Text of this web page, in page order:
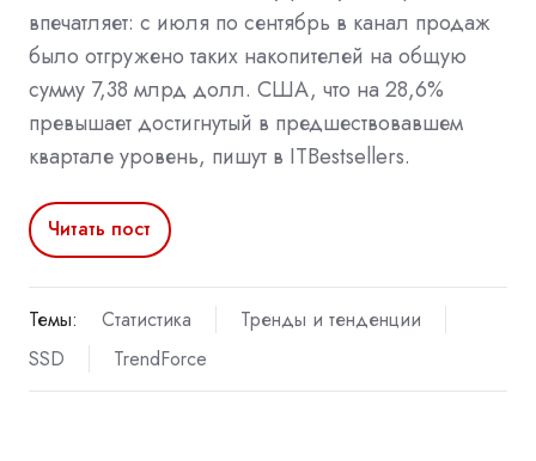
впечатляет: с июля по сентябрь в канал продаж
было отгружено таких накопителей на общую
сумму 7,38 млрд долл. США, что на 28,6%
превышает достигнутый в предшествовавшем
квартале уровень, пишут в ITBestsellers.
Читать пост
Темы: Статистика
Тренды и тенденции
SSD
TrendForce